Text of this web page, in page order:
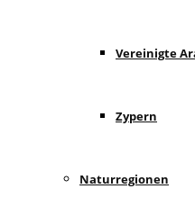
Vereinigte
Zypern
Naturregionen